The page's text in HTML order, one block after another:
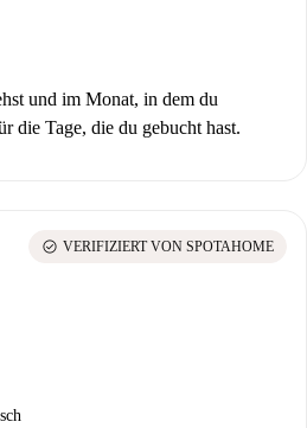
und im Monat, in dem du
die Tage, die du gebucht hast.
check_circle VERIFIZIERT VON SPOTAHOME